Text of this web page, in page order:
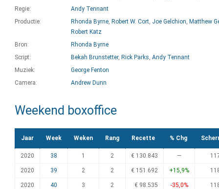
Regie:
Andy Tennant
Productie:
Rhonda Byrne, Robert W. Cort, Joe Gelchion, Matthew
Robert Katz
Bron:
Rhonda Byrne
Script:
Bekah Brunstetter, Rick Parks, Andy Tennant
Muziek:
George Fenton
Camera:
Andrew Dunn
Weekend boxoffice
Jaar Week Weken Rang Recette % Chg
2020 38 1 2 € 130.843 —
2020 39 2 2 € 151.692 +15,9%
2020 40 3 2 € 98.535 -35,0%